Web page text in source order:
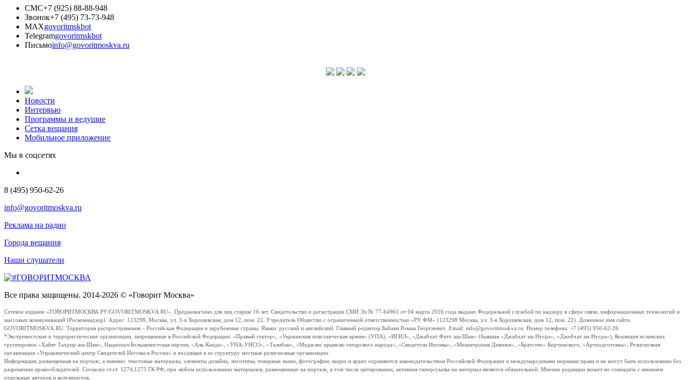
СМС+7 (925) 88-88-948
Звонок+7 (495) 73-73-948
MAXgovoritmskbot
Telegramgovoritmskbot
Письмоinfo@govoritmoskva.ru
Новости
Интервью
Программы и ведущие
Сетка вещания
Мобильное приложение
Мы в соцсетях
8 (495) 950-62-26
info@govoritmoskva.ru
Реклама на радио
Города вещания
Наши слушатели
Все права защищены. 2014-2026 © «Говорит Москва»
Сетевое издание «ГОВОРИТМОСКВА.РУ/GOVORITMOSKVA.RU». Предназначено для лиц старше 16 лет. Свидетельство о регистрации СМИ Эл № 77-64961 от 04 марта 2016 года выдано Федеральной службой по надзору в сфере связи, информационных технологий и
массовых коммуникаций (Роскомнадзор). Адрес: 123298, Москва, ул. 3-я Хорошевская, дом 12, пом. 22. Учредитель Общество с ограниченной ответственностью «РУ ФМ» (123298 Москва, ул. 3-я Хорошевская, дом 12, пом. 22). Доменное имя сайта
GOVORITMOSKVA.RU. Территория распространения – Российская Федерация и зарубежные страны. Языки: русский и английский. Главный редактор Бабаян Роман Георгиевич. Email: info@govoritmoskva.ru. Номер телефона: +7 (495) 950-62-26
*Экстремистские и террористические организации, запрещенные в Российской Федерации: «Правый сектор», «Украинская повстанческая армия» (УПА), «ИГИЛ», «Джабхат Фатх аш-Шам» (бывшая «Джабхат ан-Нусра», «Джебхат ан-Нусра»), Коалиция исламских
группировок «Хайят Тахрир аш-Шам», Национал-Большевистская партия, «Аль-Каида», «УНА-УНСО», «Талибан», «Меджлис крымско-татарского народа», «Свидетели Иеговы», «Мизантропик Дивижн», «Братство» Корчинского, «Артподготовка», Религиозная
организация «Управленческий центр Свидетелей Иеговы в России» и входящие в ее структуру местные религиозные организации.
Информация, размещенная на портале, а именно: текстовые материалы, элементы дизайна, логотипы, товарные знаки, фотографии, видео и аудио охраняются законодательством Российской Федерации и международными нормами права и не могут быть использованы без
разрешения правообладателей. Согласно ст.ст. 1274,1275 ГК РФ, при любом использовании материалов, размещенных на портале, в том числе цитировании, активная гиперссылка на материал является обязательной. Мнение редакции может не совпадать с мнением
отдельных авторов и колумнистов.